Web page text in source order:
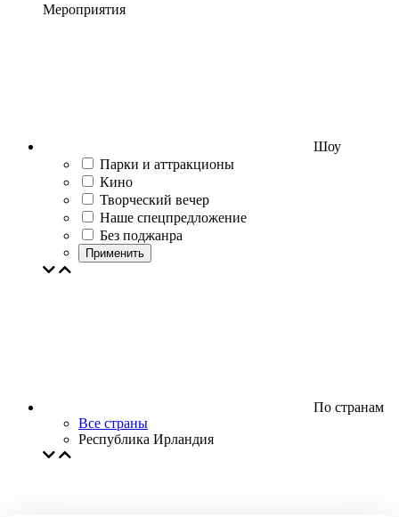
Мероприятия
Шоу
Парки и аттракционы
Кино
Творческий вечер
Наше спецпредложение
Без поджанра
Применить
По странам
Все страны
Республика Ирландия